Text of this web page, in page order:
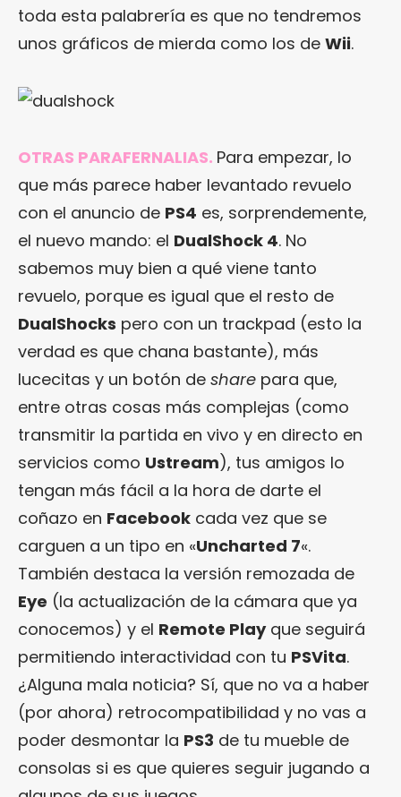
toda esta palabrería es que no tendremos
unos gráficos de mierda como los de Wii.
OTRAS PARAFERNALIAS. Para empezar, lo
que más parece haber levantado revuelo
con el anuncio de PS4 es, sorprendemente,
el nuevo mando: el DualShock 4. No
sabemos muy bien a qué viene tanto
revuelo, porque es igual que el resto de
DualShocks pero con un trackpad (esto la
verdad es que chana bastante), más
lucecitas y un botón de share para que,
entre otras cosas más complejas (como
transmitir la partida en vivo y en directo en
servicios como Ustream), tus amigos lo
tengan más fácil a la hora de darte el
coñazo en Facebook cada vez que se
carguen a un tipo en «Uncharted 7«.
También destaca la versión remozada de
Eye (la actualización de la cámara que ya
conocemos) y el Remote Playque seguirá
permitiendo interactividad con tu PSVita.
¿Alguna mala noticia? Sí, que no va a haber
(por ahora) retrocompatibilidad y no vas a
poder desmontar la PS3 de tu mueble de
consolas si es que quieres seguir jugando a